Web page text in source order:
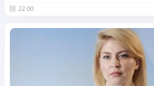
22:00